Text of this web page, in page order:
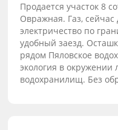
Продается участок 8
Овражная. Газ, сейчас
электричество по
удобный заезд.
рядом Пяловское
экология в окружении
водохранилищ. Без